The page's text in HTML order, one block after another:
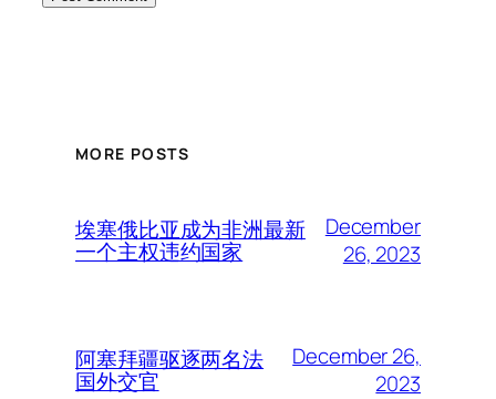
MORE POSTS
埃塞俄比亚成为非洲最新
一个主权违约国家
December
26, 2023
阿塞拜疆驱逐两名法
国外交官
December 26,
2023